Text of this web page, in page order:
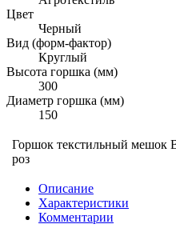
Цвет
Черный
Вид (форм-фактор)
Круглый
Высота горшка (мм)
300
Диаметр горшка (мм)
150
Горшок текстильный мешок
роз
Описание
Характеристики
Комментарии